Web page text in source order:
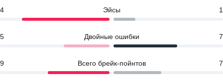
4 Эйсы 1
5 Двойные ошибки 7
9 Всего брейк-пойнтов 7